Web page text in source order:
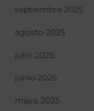
septiembre 2025
agosto 2025
julio 2025
junio 2025
mayo 2025